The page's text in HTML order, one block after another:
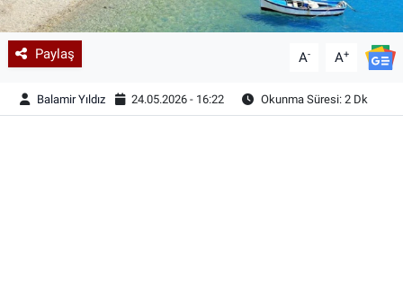
Paylaş A- A+
Balamir Yıldız 24.05.2026 - 16:22 Okunma Süresi: 2 Dk